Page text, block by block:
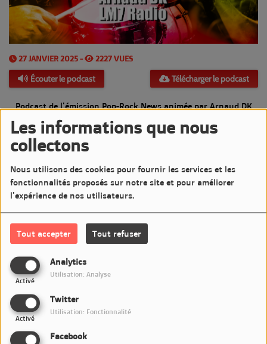
Les informations que nous
collectons
Nous utilisons des cookies pour fournir les services et les
fonctionnalités proposés sur notre site et pour améliorer
l'expérience de nos utilisateurs.
Tout accepter Tout refuser
Analytics
Activé
Utilisation: Analyse
Twitter
Activé
Utilisation: Fonctionnalité
Facebook
27 JANVIER 2025 - 2227 VUES
Écouter le podcast Télécharger le podcast
Podcast de l'émission Pop-Rock News animée par Arnaud DK
Diffusée le Lundi 27 Janvier 2025 de 20h à 21h sur LM7
Commentaires(0)
Connectez-vous pour commenter cet article
SE CONNECTER